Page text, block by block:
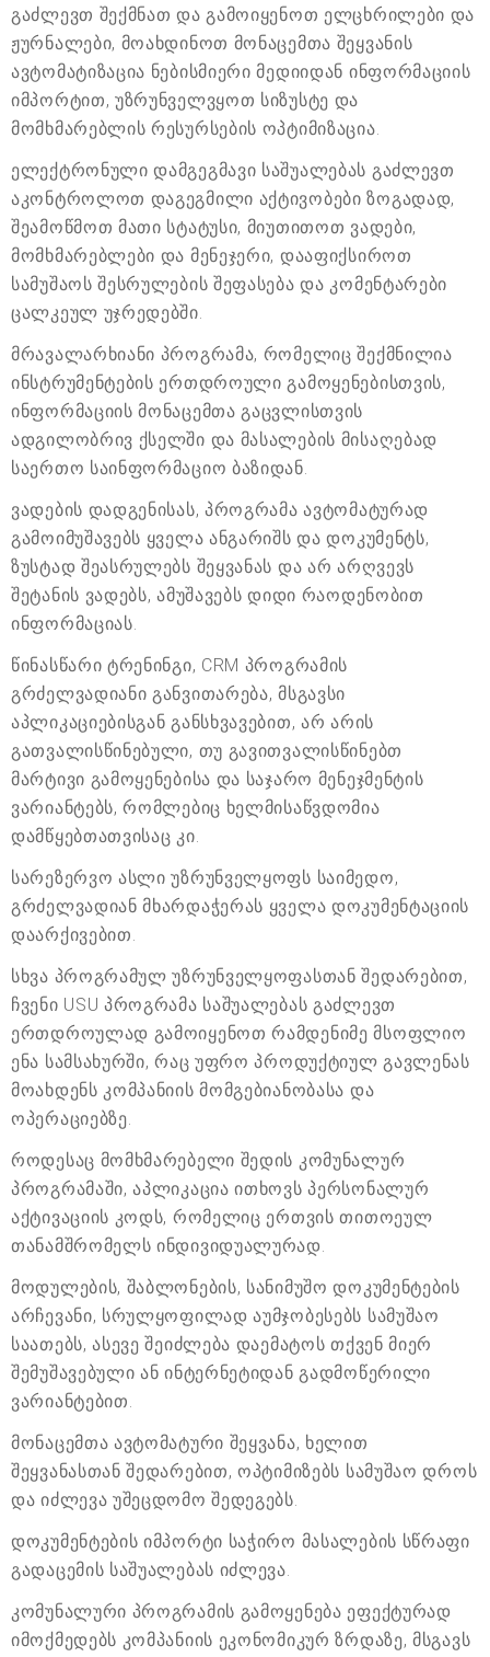
გაძლევთ შექმნათ და გამოიყენოთ ელცხრილები და
ჟურნალები, მოახდინოთ მონაცემთა შეყვანის
ავტომატიზაცია ნებისმიერი მედიიდან ინფორმაციის
იმპორტით, უზრუნველვყოთ სიზუსტე და
მომხმარებლის რესურსების ოპტიმიზაცია.
ელექტრონული დამგეგმავი საშუალებას გაძლევთ
აკონტროლოთ დაგეგმილი აქტივობები ზოგადად,
შეამოწმოთ მათი სტატუსი, მიუთითოთ ვადები,
მომხმარებლები და მენეჯერი, დააფიქსიროთ
სამუშაოს შესრულების შეფასება და კომენტარები
ცალკეულ უჯრედებში.
მრავალარხიანი პროგრამა, რომელიც შექმნილია
ინსტრუმენტების ერთდროული გამოყენებისთვის,
ინფორმაციის მონაცემთა გაცვლისთვის
ადგილობრივ ქსელში და მასალების მისაღებად
საერთო საინფორმაციო ბაზიდან.
ვადების დადგენისას, პროგრამა ავტომატურად
გამოიმუშავებს ყველა ანგარიშს და დოკუმენტს,
ზუსტად შეასრულებს შეყვანას და არ არღვევს
შეტანის ვადებს, ამუშავებს დიდი რაოდენობით
ინფორმაციას.
წინასწარი ტრენინგი, CRM პროგრამის
გრძელვადიანი განვითარება, მსგავსი
აპლიკაციებისგან განსხვავებით, არ არის
გათვალისწინებული, თუ გავითვალისწინებთ
მარტივი გამოყენებისა და საჯარო მენეჯმენტის
ვარიანტებს, რომლებიც ხელმისაწვდომია
დამწყებთათვისაც კი.
სარეზერვო ასლი უზრუნველყოფს საიმედო,
გრძელვადიან მხარდაჭერას ყველა დოკუმენტაციის
დაარქივებით.
სხვა პროგრამულ უზრუნველყოფასთან შედარებით,
ჩვენი USU პროგრამა საშუალებას გაძლევთ
ერთდროულად გამოიყენოთ რამდენიმე მსოფლიო
ენა სამსახურში, რაც უფრო პროდუქტიულ გავლენას
მოახდენს კომპანიის მომგებიანობასა და
ოპერაციებზე.
როდესაც მომხმარებელი შედის კომუნალურ
პროგრამაში, აპლიკაცია ითხოვს პერსონალურ
აქტივაციის კოდს, რომელიც ერთვის თითოეულ
თანამშრომელს ინდივიდუალურად.
მოდულების, შაბლონების, სანიმუშო დოკუმენტების
არჩევანი, სრულყოფილად აუმჯობესებს სამუშაო
საათებს, ასევე შეიძლება დაემატოს თქვენ მიერ
შემუშავებული ან ინტერნეტიდან გადმოწერილი
ვარიანტებით.
მონაცემთა ავტომატური შეყვანა, ხელით
შეყვანასთან შედარებით, ოპტიმიზებს სამუშაო დროს
და იძლევა უშეცდომო შედეგებს.
დოკუმენტების იმპორტი საჭირო მასალების სწრაფი
გადაცემის საშუალებას იძლევა.
კომუნალური პროგრამის გამოყენება ეფექტურად
იმოქმედებს კომპანიის ეკონომიკურ ზრდაზე, მსგავს